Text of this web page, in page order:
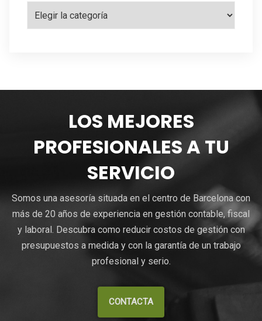
LOS MEJORES
PROFESIONALES A TU
SERVICIO
Somos una asesoría situada en el centro de Barcelona con
más de 20 años de experiencia en gestión contable, fiscal
y laboral. Descubra como reducir costos de gestión con
presupuestos a medida y con la garantía de un trabajo
profesional y serio.
CONTACTA